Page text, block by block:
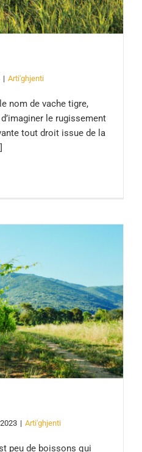
| Arti'ghjenti
nom de vache tigre,
le rugissement
tout droit issue de la
| Arti'ghjenti
peu de boissons qui